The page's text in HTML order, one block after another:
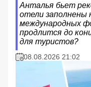
Анталья бьет
отели заполнены
международных
продлится до
для туристов?
08.08.2026 21:02